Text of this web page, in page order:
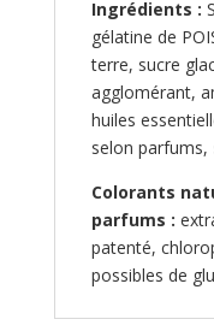
Ingrédients :
gélatine de
terre, sucre
agglomérant,
huiles
selon parfums,
Colorants
parfums :
patenté,
possibles de